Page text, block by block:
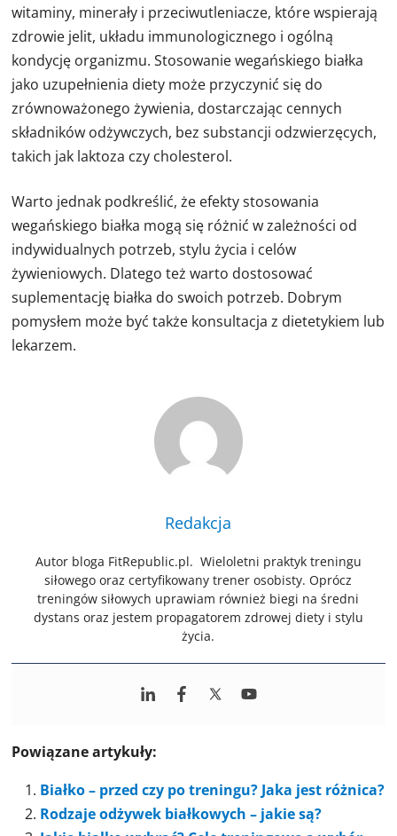
witaminy, minerały i przeciwutleniacze, które wspierają
zdrowie jelit, układu immunologicznego i ogólną
kondycję organizmu. Stosowanie wegańskiego białka
jako uzupełnienia diety może przyczynić się do
zrównoważonego żywienia, dostarczając cennych
składników odżywczych, bez substancji odzwierzęcych,
takich jak laktoza czy cholesterol.
Warto jednak podkreślić, że efekty stosowania
wegańskiego białka mogą się różnić w zależności od
indywidualnych potrzeb, stylu życia i celów
żywieniowych. Dlatego też warto dostosować
suplementację białka do swoich potrzeb. Dobrym
pomysłem może być także konsultacja z dietetykiem lub
lekarzem.
Redakcja
Autor bloga FitRepublic.pl. Wieloletni praktyk treningu
siłowego oraz certyfikowany trener osobisty. Oprócz
treningów siłowych uprawiam również biegi na średni
dystans oraz jestem propagatorem zdrowej diety i stylu
życia.
Powiązane artykuły:
Białko – przed czy po treningu? Jaka jest różnica?
Rodzaje odżywek białkowych – jakie są?